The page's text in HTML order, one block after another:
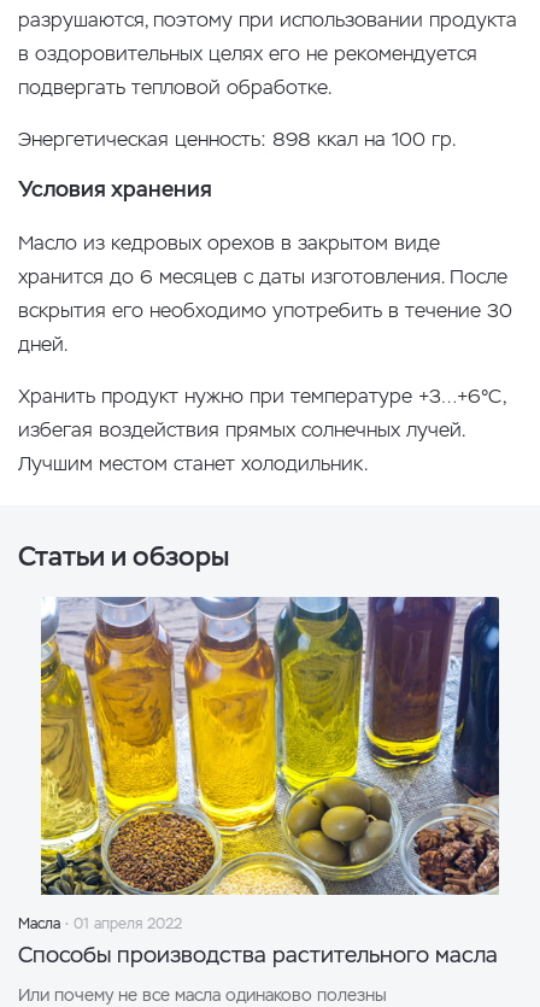
разрушаются, поэтому при использовании продукта
в оздоровительных целях его не рекомендуется
подвергать тепловой обработке.
Энергетическая ценность: 898 ккал на 100 гр.
Условия хранения
Масло из кедровых орехов в закрытом виде
хранится до 6 месяцев с даты изготовления. После
вскрытия его необходимо употребить в течение 30
дней.
Хранить продукт нужно при температуре +3…+6°С,
избегая воздействия прямых солнечных лучей.
Лучшим местом станет холодильник.
Статьи и обзоры
Масла 01 апреля 2022
Способы производства растительного масла
Или почему не все масла одинаково полезны